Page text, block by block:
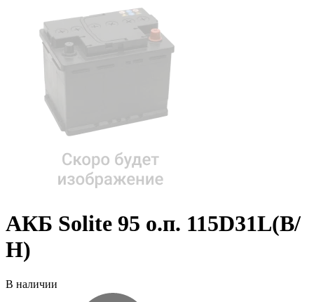
АКБ Solite 95 о.п. 115D31L(В/
Н)
В наличии